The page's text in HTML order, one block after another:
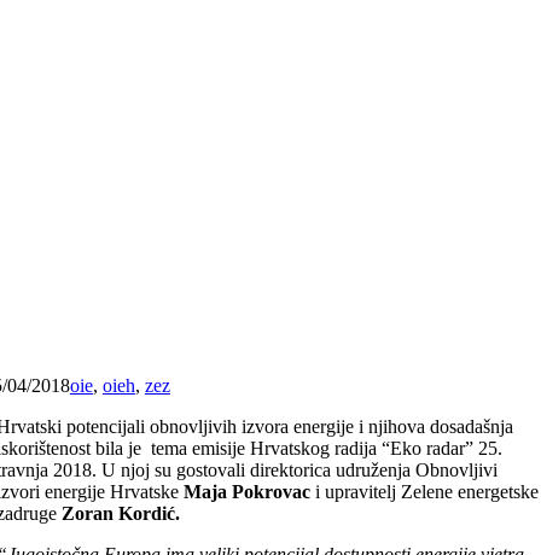
04/2018oie, oieh, zez
potencijali obnovljivih izvora energije i njihova dosadašnja
bila je tema emisije Hrvatskog radija “Eko radar” 25.
2018. U njoj su gostovali direktorica udruženja Obnovljivi
energije HrvatskeMaja Pokrovac i upravitelj Zelene energetske
Zoran Kordić.